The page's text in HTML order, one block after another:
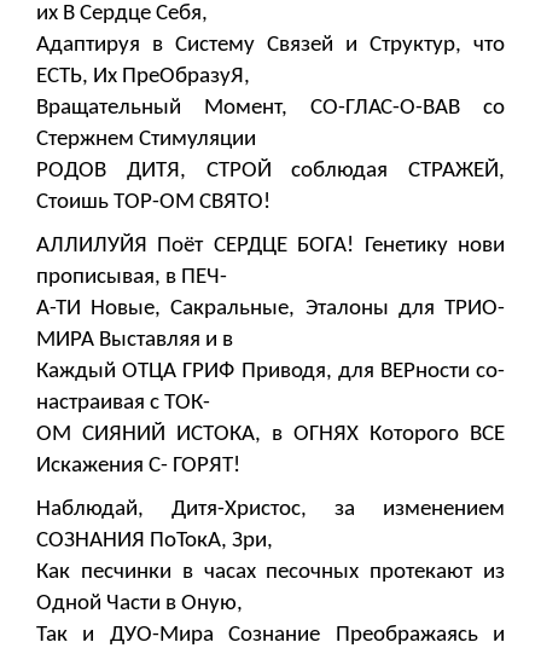
их В Сердце Себя,
Адаптируя в Систему Связей и Структур, что
ЕСТЬ, Их ПреОбразуЯ,
Вращательный Момент, СО-ГЛАС-О-ВАВ со
Стержнем Стимуляции
РОДОВ ДИТЯ, СТРОЙ соблюдая СТРАЖЕЙ,
Стоишь ТОР-ОМ СВЯТО!
АЛЛИЛУЙЯ Поёт СЕРДЦЕ БОГА! Генетику нови
прописывая, в ПЕЧ-
А-ТИ Новые, Сакральные, Эталоны для ТРИО-
МИРА Выставляя и в
Каждый ОТЦА ГРИФ Приводя, для ВЕРности со-
настраивая с ТОК-
ОМ СИЯНИЙ ИСТОКА, в ОГНЯХ Которого ВСЕ
Искажения С- ГОРЯТ!
Наблюдай, Дитя-Христос, за изменением
СОЗНАНИЯ ПоТокА, Зри,
Как песчинки в часах песочных протекают из
Одной Части в Оную,
Так и ДУО-Мира Сознание Преображаясь и